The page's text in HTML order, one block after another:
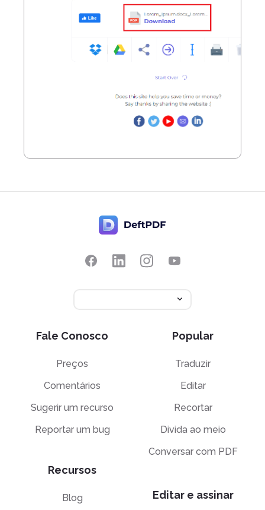
Fale Conosco
Preços
Comentários
Sugerir um recurso
Reportar um bug
Recursos
Blog
Popular
Traduzir
Editar
Recortar
Divida ao meio
Conversar com PDF
Editar e assinar